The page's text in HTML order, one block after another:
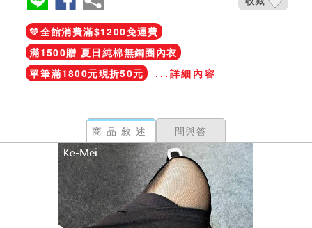
💛全館消費滿$1200免運費
滿1500贈 夏日純棉無鋼圈內衣
單筆滿1800元現折50元
...詳細內容
商品敘述 問與答